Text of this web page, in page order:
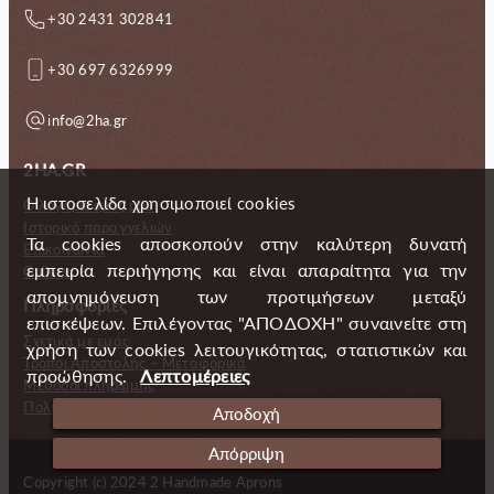
+30 2431 302841
+30 697 6326999
info@2ha.gr
2HA.GR
Ο λογαριασμός μου
Ιστορικό παραγγελιών
Επικοινωνία
Gallery
Πληροφορίες
Σχετικά με εμάς
Τρόποι Αποστολής – Μεταφορικά
Μέθοδοι πληρωμής
Πολιτική Επιστροφών
Copyright (c) 2024 2 Handmade Aprons
Η ιστοσελίδα χρησιμοποιεί cookies
Τα cookies αποσκοπούν στην καλύτερη δυνατή
εμπειρία περιήγησης και είναι απαραίτητα για την
απομνημόνευση των προτιμήσεων μεταξύ
επισκέψεων. Επιλέγοντας "ΑΠΟΔΟΧΗ" συναινείτε στη
χρήση των cookies λειτουγικότητας, στατιστικών και
προώθησης.
Λεπτομέρειες
Αποδοχή
Απόρριψη